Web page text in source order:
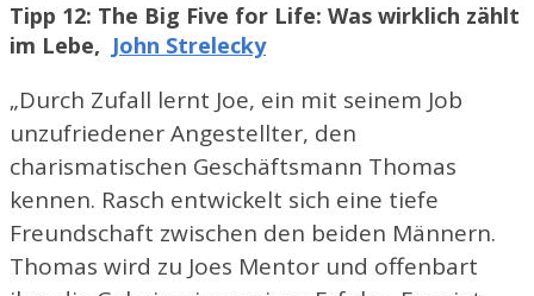
Tipp 12: The Big Five for Life: Was wirklich zählt
im Lebe, John Strelecky
„Durch Zufall lernt Joe, ein mit seinem Job
unzufriedener Angestellter, den
charismatischen Geschäftsmann Thomas
kennen. Rasch entwickelt sich eine tiefe
Freundschaft zwischen den beiden Männern.
Thomas wird zu Joes Mentor und offenbart